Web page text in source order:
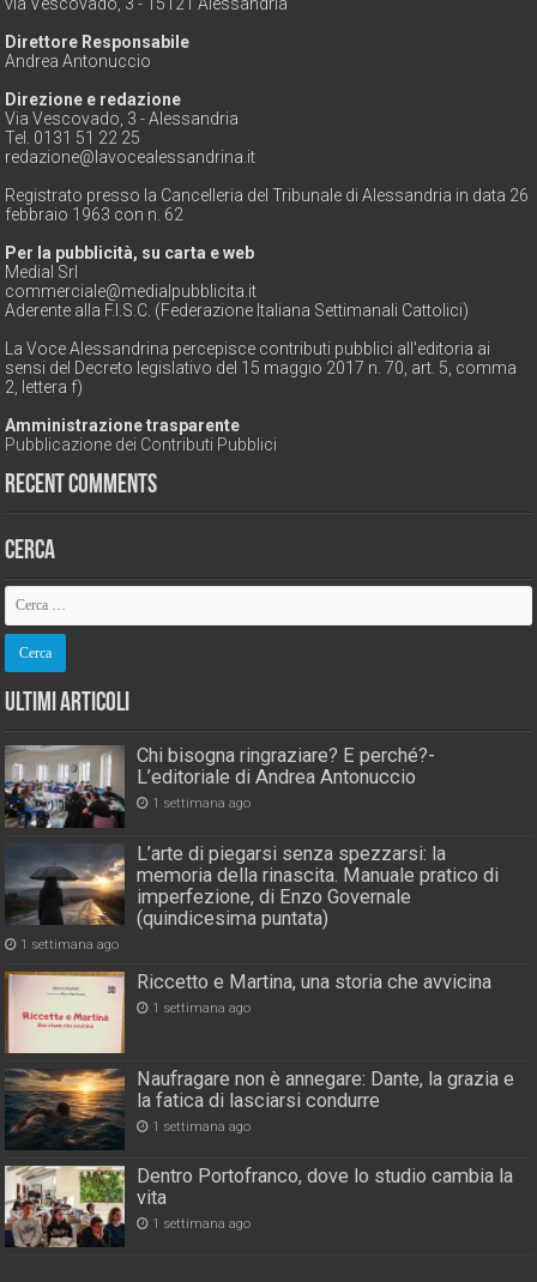
via Vescovado, 3 - 15121 Alessandria
Direttore Responsabile
Andrea Antonuccio
Direzione e redazione
Via Vescovado, 3 - Alessandria
Tel. 0131 51 22 25
redazione@lavocealessandrina.it
Registrato presso la Cancelleria del Tribunale di Alessandria in data 26
febbraio 1963 con n. 62
Per la pubblicità, su carta e web
Medial Srl
commerciale@medialpubblicita.it
Aderente alla F.I.S.C. (Federazione Italiana Settimanali Cattolici)
La Voce Alessandrina percepisce contributi pubblici all'editoria ai
sensi del Decreto legislativo del 15 maggio 2017 n. 70, art. 5, comma
2, lettera f)
Amministrazione trasparente
Pubblicazione dei Contributi Pubblici
Recent Comments
Cerca
Ultimi Articoli
Chi bisogna ringraziare? E perché?-
L’editoriale di Andrea Antonuccio
1 settimana ago
L’arte di piegarsi senza spezzarsi: la
memoria della rinascita. Manuale pratico di
imperfezione, di Enzo Governale
(quindicesima puntata)
1 settimana ago
Riccetto e Martina, una storia che avvicina
1 settimana ago
Naufragare non è annegare: Dante, la grazia e
la fatica di lasciarsi condurre
1 settimana ago
Dentro Portofranco, dove lo studio cambia la
vita
1 settimana ago